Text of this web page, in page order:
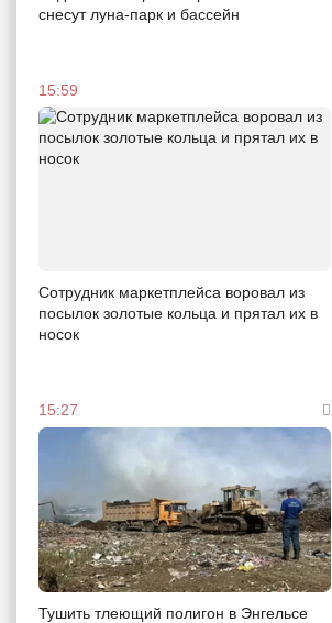
снесут луна-парк и бассейн
15:59
Сотрудник маркетплейса воровал из
посылок золотые кольца и прятал их в
носок
15:27
Тушить тлеющий полигон в Энгельсе